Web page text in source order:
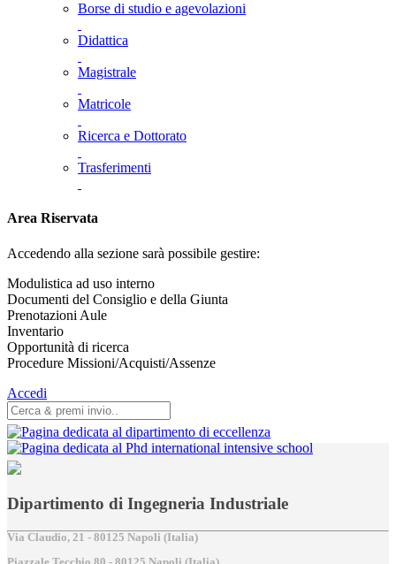
Borse di studio e agevolazioni
Didattica
Magistrale
Matricole
Ricerca e Dottorato
Trasferimenti
Area Riservata
Accedendo alla sezione sarà possibile gestire:
Modulistica ad uso interno
Documenti del Consiglio e della Giunta
Prenotazioni Aule
Inventario
Opportunità di ricerca
Procedure Missioni/Acquisti/Assenze
Accedi
Dipartimento di Ingegneria Industriale
Via Claudio, 21 - 80125 Napoli (Italia)